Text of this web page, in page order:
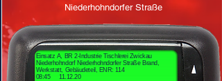
Niederhohndorfer Straße
Einsatz A, BR 2-Industrie Tischlerei Zwickau
Niederhohndorf Niederhohndorfer Straße Brand,
Werkstatt, Gebäudeteil, ENR: 114
08:45 11.12.20